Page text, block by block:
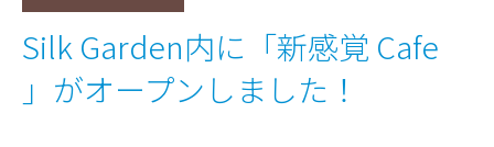
Silk Garden内に「新感覚 Cafe
」がオープンしました！